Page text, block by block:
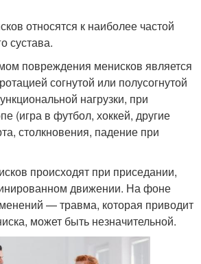
относятся к наиболее частой
сустава.
повреждения менисков является
согнутой или полусогнутой
нагрузки, при
(игра в футбол, хоккей, другие
столкновения, падение при
происходят при приседании,
движении. На фоне
— травма, которая приводит
может быть незначительной.